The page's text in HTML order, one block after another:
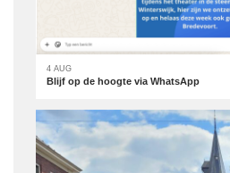
4 AUG
Blijf op de hoogte via WhatsApp